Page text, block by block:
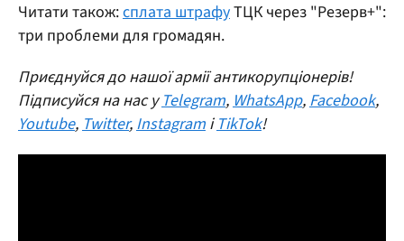
Читати також:сплата штрафуТЦК через "Резерв+":
три проблеми для громадян.
Приєднуйся до нашої армії антикорупціонерів!
Підписуйся на нас уTelegram,WhatsApp,Facebook,
Youtube,Twitter,Instagram іTikTok!